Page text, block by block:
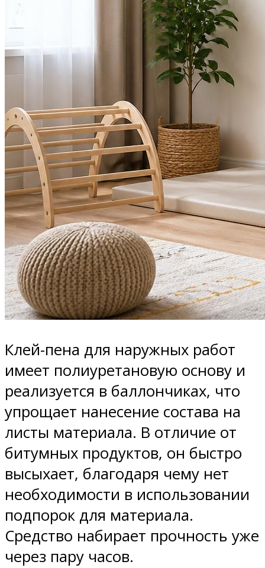
Клей-пена для наружных работ
имеет полиуретановую основу и
реализуется в баллончиках, что
упрощает нанесение состава на
листы материала. В отличие от
битумных продуктов, он быстро
высыхает, благодаря чему нет
необходимости в использовании
подпорок для материала.
Средство набирает прочность уже
через пару часов.